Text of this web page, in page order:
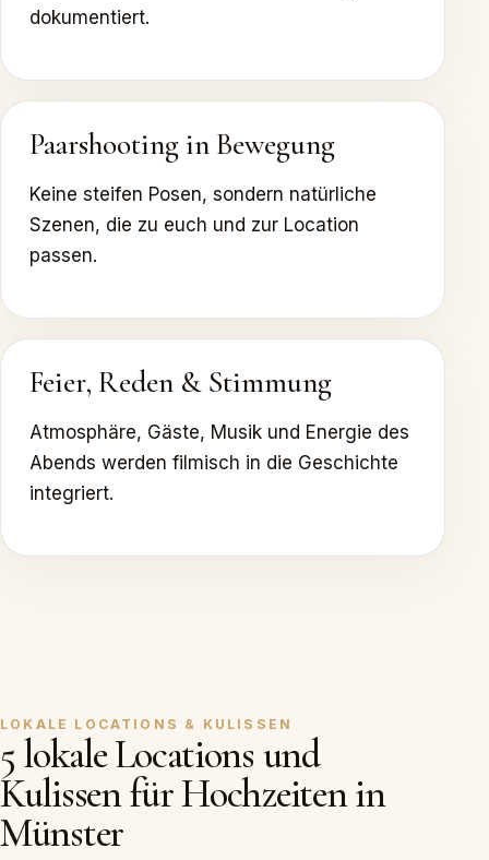
dokumentiert.
Paarshooting in Bewegung
Keine steifen Posen, sondern natürliche
Szenen, die zu euch und zur Location
passen.
Feier, Reden & Stimmung
Atmosphäre, Gäste, Musik und Energie des
Abends werden filmisch in die Geschichte
integriert.
LOKALE LOCATIONS & KULISSEN
5 lokale Locations und
Kulissen für Hochzeiten in
Münster